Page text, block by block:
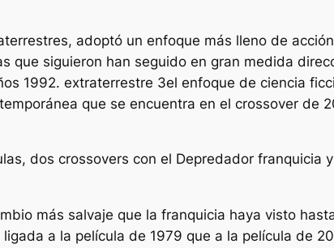
, adoptó un enfoque más lleno de
que siguieron han seguido en gran medida
1992. extraterrestre 3el enfoque de ciencia
que se encuentra en el crossover de
dos crossovers con el Depredador franquicia
más salvaje que la franquicia haya visto
a la película de 1979 que a la película de